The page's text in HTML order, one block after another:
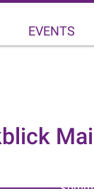
EVENTS